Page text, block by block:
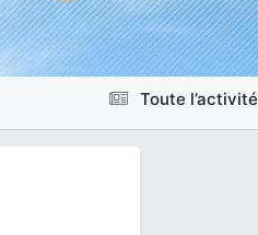
Toute l’activité